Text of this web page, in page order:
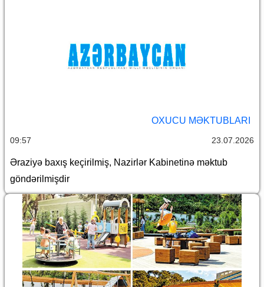
OXUCU MƏKTUBLARI
09:57 23.07.2026
Əraziyə baxış keçirilmiş, Nazirlər Kabinetinə məktub
göndərilmişdir